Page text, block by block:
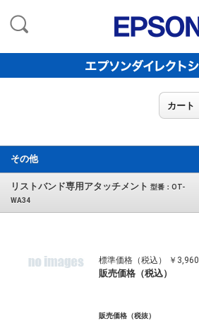
カート
その他
リストバンド専用アタッチメント 型番：OT-
WA34
標準価格（税込） ￥3,960
販売価格（税込）
販売価格（税抜）